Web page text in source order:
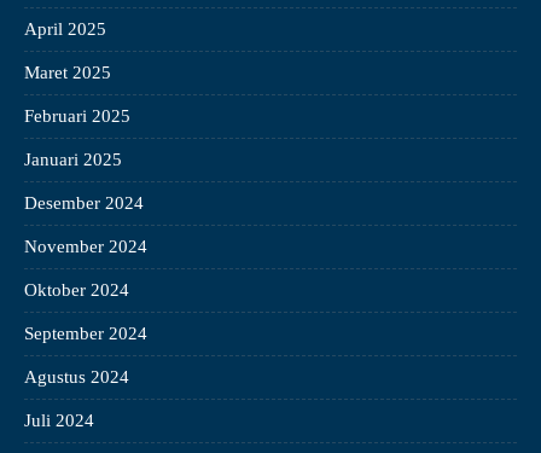
April 2025
Maret 2025
Februari 2025
Januari 2025
Desember 2024
November 2024
Oktober 2024
September 2024
Agustus 2024
Juli 2024